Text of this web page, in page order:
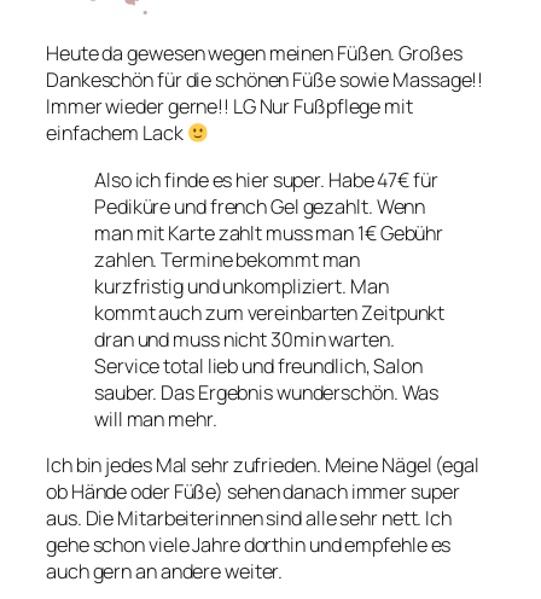
Heute da gewesen wegen meinen Füßen. Großes
Dankeschön für die schönen Füße sowie Massage!!
Immer wieder gerne!! LG Nur Fußpflege mit
einfachem Lack
Also ich finde es hier super. Habe 47€ für
Pediküre und french Gel gezahlt. Wenn
man mit Karte zahlt muss man 1€ Gebühr
zahlen. Termine bekommt man
kurzfristig und unkompliziert. Man
kommt auch zum vereinbarten Zeitpunkt
dran und muss nicht 30min warten.
Service total lieb und freundlich, Salon
sauber. Das Ergebnis wunderschön. Was
will man mehr.
Ich bin jedes Mal sehr zufrieden. Meine Nägel (egal
ob Hände oder Füße) sehen danach immer super
aus. Die Mitarbeiterinnen sind alle sehr nett. Ich
gehe schon viele Jahre dorthin und empfehle es
auch gern an andere weiter.